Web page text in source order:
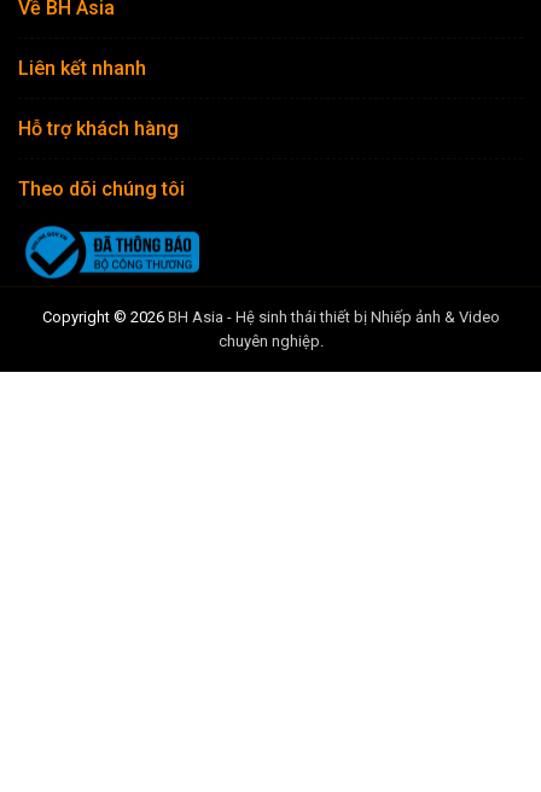
Về BH Asia
Liên kết nhanh
Hỗ trợ khách hàng
Theo dõi chúng tôi
Copyright © 2026 BH Asia - Hệ sinh thái thiết bị Nhiếp ảnh & Video
chuyên nghiệp.